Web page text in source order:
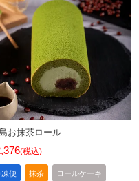
お抹茶ロール
税込
凍便 抹茶 ロールケーキ